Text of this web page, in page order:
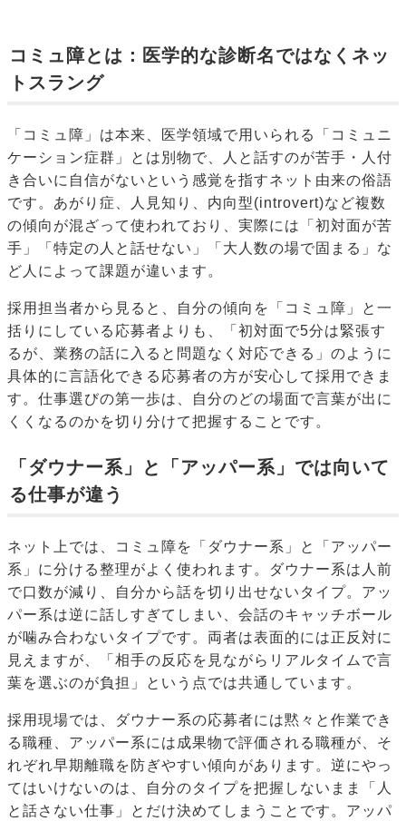
コミュ障とは：医学的な診断名ではなくネッ
トスラング
「コミュ障」は本来、医学領域で用いられる「コミュニ
ケーション症群」とは別物で、人と話すのが苦手・人付
き合いに自信がないという感覚を指すネット由来の俗語
です。あがり症、人見知り、内向型(introvert)など複数
の傾向が混ざって使われており、実際には「初対面が苦
手」「特定の人と話せない」「大人数の場で固まる」な
ど人によって課題が違います。
採用担当者から見ると、自分の傾向を「コミュ障」と一
括りにしている応募者よりも、「初対面で5分は緊張す
るが、業務の話に入ると問題なく対応できる」のように
具体的に言語化できる応募者の方が安心して採用できま
す。仕事選びの第一歩は、自分のどの場面で言葉が出に
くくなるのかを切り分けて把握することです。
「ダウナー系」と「アッパー系」では向いて
る仕事が違う
ネット上では、コミュ障を「ダウナー系」と「アッパー
系」に分ける整理がよく使われます。ダウナー系は人前
で口数が減り、自分から話を切り出せないタイプ。アッ
パー系は逆に話しすぎてしまい、会話のキャッチボール
が噛み合わないタイプです。両者は表面的には正反対に
見えますが、「相手の反応を見ながらリアルタイムで言
葉を選ぶのが負担」という点では共通しています。
採用現場では、ダウナー系の応募者には黙々と作業でき
る職種、アッパー系には成果物で評価される職種が、そ
れぞれ早期離職を防ぎやすい傾向があります。逆にやっ
てはいけないのは、自分のタイプを把握しないまま「人
と話さない仕事」とだけ決めてしまうことです。アッパ